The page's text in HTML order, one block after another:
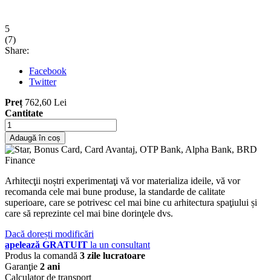
5
(7)
Share:
Facebook
Twitter
Preț 762,60 Lei
Cantitate
Adaugă în coș
Arhitecţii noștri experimentaţi vă vor materializa ideile, vă vor
recomanda cele mai bune produse, la standarde de calitate
superioare, care se potrivesc cel mai bine cu arhitectura spaţiului și
care să reprezinte cel mai bine dorinţele dvs.
Dacă dorești modificări
apelează GRATUIT la un consultant
Produs la comandă 3 zile lucratoare
Garanţie 2 ani
Calculator de transport